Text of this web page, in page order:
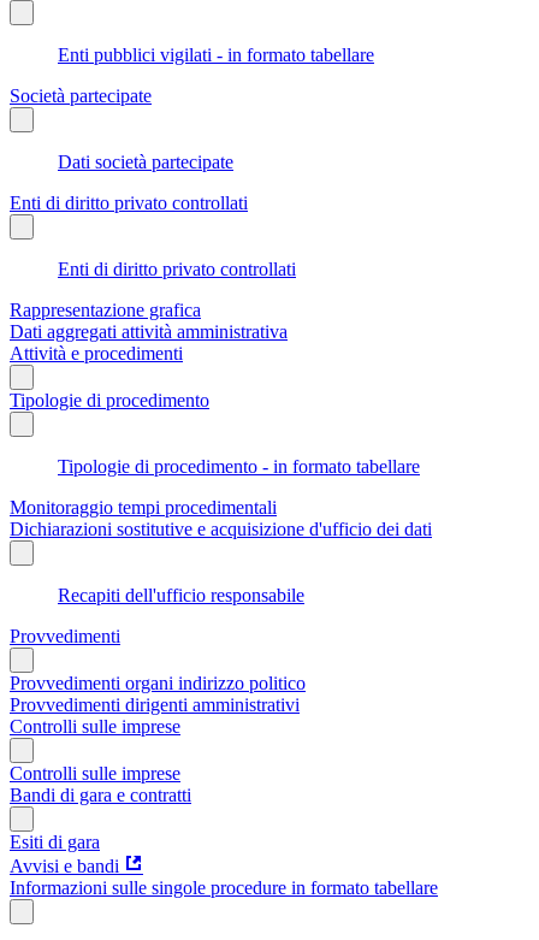
Enti pubblici vigilati - in formato tabellare
Società partecipate
Dati società partecipate
Enti di diritto privato controllati
Enti di diritto privato controllati
Rappresentazione grafica
Dati aggregati attività amministrativa
Attività e procedimenti
Tipologie di procedimento
Tipologie di procedimento - in formato tabellare
Monitoraggio tempi procedimentali
Dichiarazioni sostitutive e acquisizione d'ufficio dei dati
Recapiti dell'ufficio responsabile
Provvedimenti
Provvedimenti organi indirizzo politico
Provvedimenti dirigenti amministrativi
Controlli sulle imprese
Controlli sulle imprese
Bandi di gara e contratti
Esiti di gara
Avvisi e bandi
Informazioni sulle singole procedure in formato tabellare